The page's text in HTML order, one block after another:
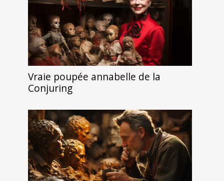
Vraie poupée annabelle de la
Conjuring